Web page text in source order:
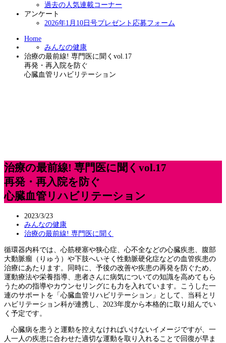
過去の人気連載コーナー
アンケート
2026年1月10日号プレゼント応募フォーム
Home
みんなの健康
治療の最前線! 専門医に聞くvol.17
再発・再入院を防ぐ
心臓血管リハビリテーション
治療の最前線! 専門医に聞くvol.17
再発・再入院を防ぐ
心臓血管リハビリテーション
2023/3/23
みんなの健康
治療の最前線! 専門医に聞く
循環器内科では、心筋梗塞や狭心症、心不全などの心臓疾患、腹部
大動脈瘤（りゅう）や下肢へいそく性動脈硬化症などの血管疾患の
治療にあたります。同時に、予後の改善や疾患の再発を防ぐため、
運動療法や栄養指導、患者さんに病気についての知識を高めてもら
うための指導やカウンセリングにも力を入れています。こうした一
連のサポートを「心臓血管リハビリテーション」として、当科とリ
ハビリテーション科が連携し、2023年度から本格的に取り組んでい
く予定です。
心臓病を患うと運動を控えなければいけないイメージですが、一
人一人の疾患に合わせた適切な運動を取り入れることで回復が早ま